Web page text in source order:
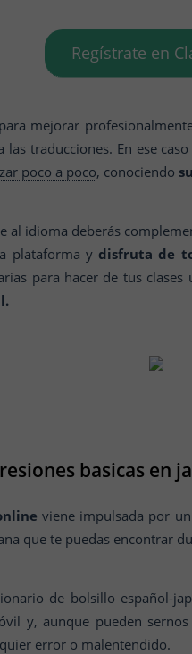
Regístrate en
para mejorar
traducciones. En ese
poco a poco, conociendo
al idioma deberás
plataforma y disfruta de
para hacer de tus
basicas en
viene impulsada por
que te puedas encontrar
de bolsillo español-
y, aunque pueden
error o malentendido.